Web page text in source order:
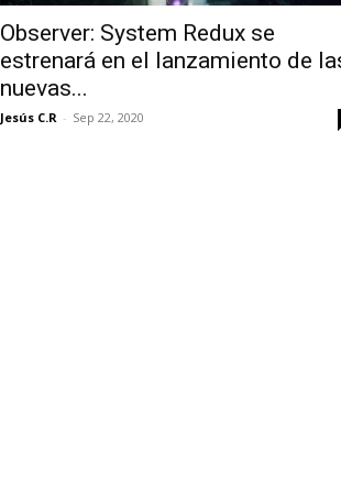
Observer: System Redux se
estrenará en el lanzamiento de
nuevas...
Jesús C.R - Sep 22, 2020